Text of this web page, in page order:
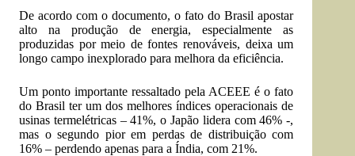
De acordo com o documento, o fato do Brasil apostar
alto na produção de energia, especialmente as
produzidas por meio de fontes renováveis, deixa um
longo campo inexplorado para melhora da eficiência.
Um ponto importante ressaltado pela ACEEE é o fato
do Brasil ter um dos melhores índices operacionais de
usinas termelétricas – 41%, o Japão lidera com 46% -,
mas o segundo pior em perdas de distribuição com
16% – perdendo apenas para a Índia, com 21%.